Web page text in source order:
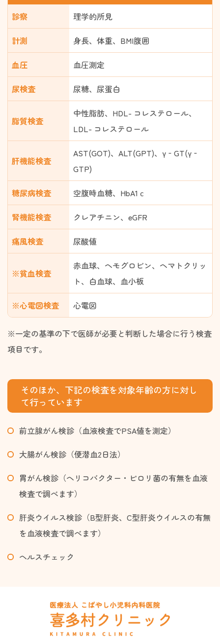
診察 理学的所見
計測 身長、体重、BMI腹囲
血圧 血圧測定
尿検査 尿糖、尿蛋白
脂質検査
中性脂肪、HDL- コレステロール、
LDL- コレステロール
肝機能検査
AST(GOT)、ALT(GPT)、γ‐GT(γ‐
GTP)
糖尿病検査 空腹時血糖、HbA1ｃ
腎機能検査 クレアチニン、eGFR
痛風検査 尿酸値
※貧血検査
赤血球、ヘモグロビン、ヘマトクリッ
ト、白血球、血小板
※心電図検査 心電図
※一定の基準の下で医師が必要と判断した場合に行う検査
項目です。
そのほか、下記の検査を対象年齢の方に対し
て行っています
前立腺がん検診（血液検査でPSA値を測定）
大腸がん検診（便潜血2日法）
胃がん検診（ヘリコバクター・ピロリ菌の有無を血液
検査で調べます）
肝炎ウイルス検診（B型肝炎、C型肝炎ウイルスの有無
を血液検査で調べます）
ヘルスチェック